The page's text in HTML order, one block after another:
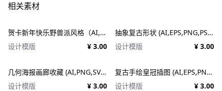
相关素材
贺卡新年快乐野兽派风格（AI,EPS）
设计模版
¥ 3.00
抽象复古形状 (AI,EPS,PNG,PSD,SVG)
设计模版
¥ 3.00
几何海报画廊收藏 (AI,PNG,SVG)
设计模版
¥ 3.00
复古手绘皇冠插图 (AI,EPS,PNG,SVG)
设计模版
¥ 3.00